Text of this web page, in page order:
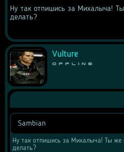
Ну так отпишись за Михалыча!
делать?
Vulture
Offline
Sambian
Ну так отпишись за Михалыча! Ты же
делать?